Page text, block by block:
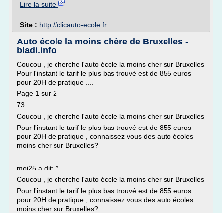
Lire la suite
Site : http://clicauto-ecole.fr
Auto école la moins chère de Bruxelles -
bladi.info
Coucou , je cherche l'auto école la moins cher sur Bruxelles
Pour l'instant le tarif le plus bas trouvé est de 855 euros
pour 20H de pratique ,...
Page 1 sur 2
73
Coucou , je cherche l'auto école la moins cher sur Bruxelles
Pour l'instant le tarif le plus bas trouvé est de 855 euros
pour 20H de pratique , connaissez vous des auto écoles
moins cher sur Bruxelles?
moi25 a dit: ^
Coucou , je cherche l'auto école la moins cher sur Bruxelles
Pour l'instant le tarif le plus bas trouvé est de 855 euros
pour 20H de pratique , connaissez vous des auto écoles
moins cher sur Bruxelles?